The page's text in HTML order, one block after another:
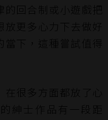
的回合制或小遊戲把
更多心力下去做好
當下，這種嘗試值得
很多方面都放了心
紳士作品有一段距